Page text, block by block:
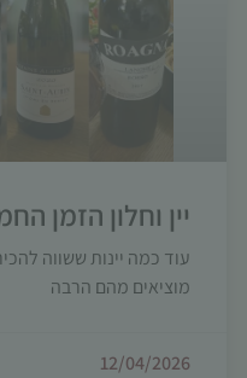
יין וחלון הזמן
עוד כמה יינות ששווה
מוציאים מהם הרבה
12/04/2026